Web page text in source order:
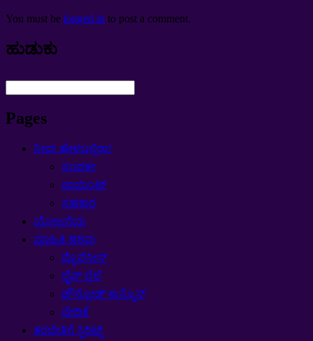
You must be logged in to post a comment.
ಹುಡುಕು
Pages
ನೀವು ಹೇಳಬಲ್ಲಿರಾ!
ಸಂಪರ್ಕ
ಪಾಯಿಂಟ್
ಸಹಕಾರ
ಯೋಜನೆಯ
ಮಾಹಿತಿ ಹರಿವು
ಪ್ರೊಫೆಸೀಸ್
ಲೈಫ್ ಬೆಲೆ
ಡೌನ್ಲೋಡ್ ಕಾಸ್ಮೊಸ್
ವೇದಿಕೆ
ತರಬೇತಿಗೆ ಸ್ಪಿರಿಟ್ಸ್